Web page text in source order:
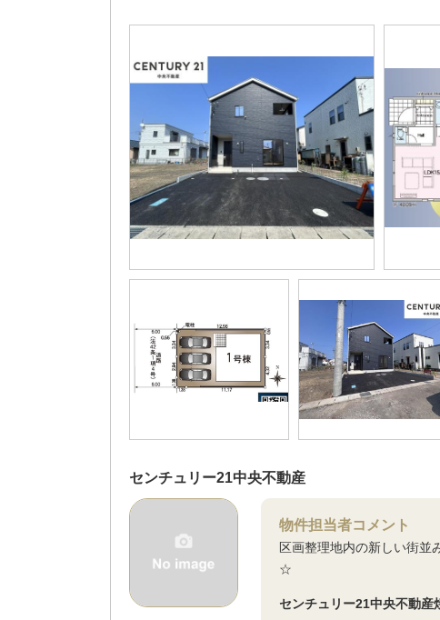
センチュリー21中央不動産
物件担当者コメント
区画整理地内の新しい街並
☆
センチュリー21中央不動産